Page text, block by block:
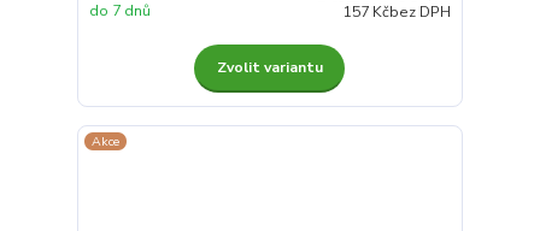
157 Kčbez DPH
do 7 dnů
Zvolit variantu
Akce